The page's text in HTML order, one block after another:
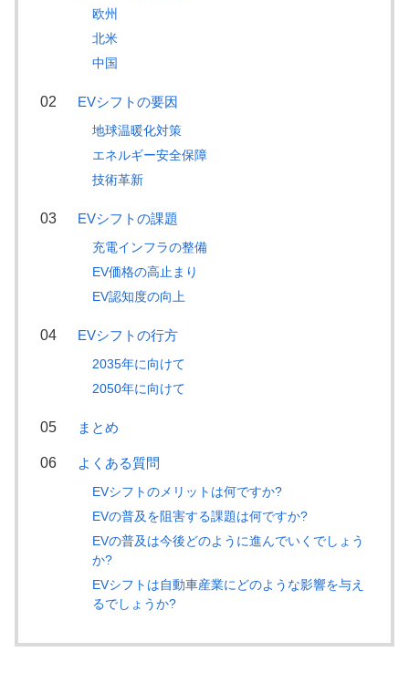
欧州
北米
中国
EVシフトの要因
地球温暖化対策
エネルギー安全保障
技術革新
EVシフトの課題
充電インフラの整備
EV価格の高止まり
EV認知度の向上
EVシフトの行方
2035年に向けて
2050年に向けて
まとめ
よくある質問
EVシフトのメリットは何ですか?
EVの普及を阻害する課題は何ですか?
EVの普及は今後どのように進んでいくでしょう
か?
EVシフトは自動車産業にどのような影響を与え
るでしょうか?